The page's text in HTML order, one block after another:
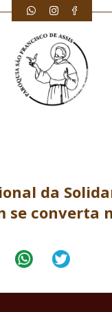
da
se converta